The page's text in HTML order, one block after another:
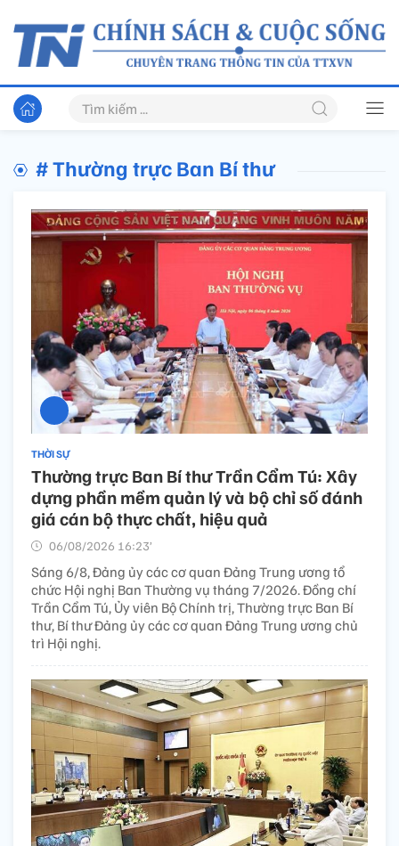
# Thường trực Ban Bí thư
THỜI SỰ
Thường trực Ban Bí thư Trần Cẩm Tú: Xây
dựng phần mềm quản lý và bộ chỉ số đánh
giá cán bộ thực chất, hiệu quả
06/08/2026 16:23’
Sáng 6/8, Đảng ủy các cơ quan Đảng Trung ương tổ
chức Hội nghị Ban Thường vụ tháng 7/2026. Đồng chí
Trần Cẩm Tú, Ủy viên Bộ Chính trị, Thường trực Ban Bí
thư, Bí thư Đảng ủy các cơ quan Đảng Trung ương chủ
trì Hội nghị.